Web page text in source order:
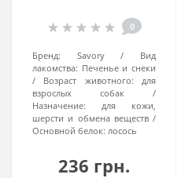
0
Бренд: Savory
Вид
лакомства: Печенье и снеки
Возраст животного:
для
взрослых собак
Назначение:
для кожи,
шерсти и обмена веществ
Основной белок: лосось
236 грн.